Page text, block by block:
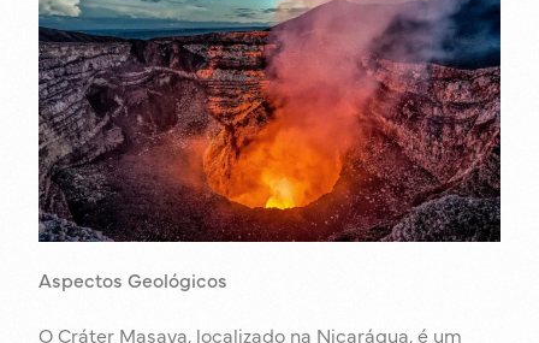
Aspectos Geológicos
O Cráter Masaya, localizado na Nicarágua, é um